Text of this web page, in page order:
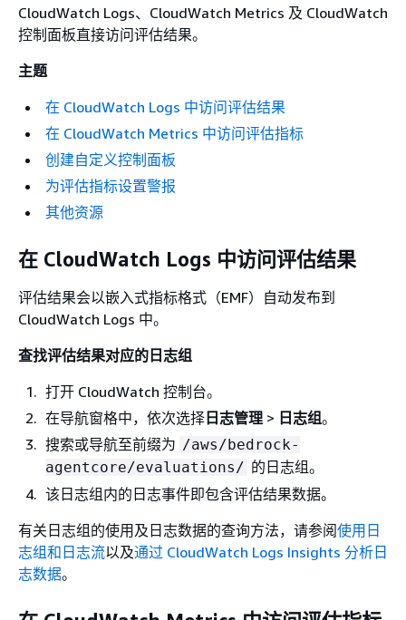
CloudWatch Logs、CloudWatch Metrics 及 CloudWatch
控制面板直接访问评估结果。
主题
在 CloudWatch Logs 中访问评估结果
在 CloudWatch Metrics 中访问评估指标
创建自定义控制面板
为评估指标设置警报
其他资源
在 CloudWatch Logs 中访问评估结果
评估结果会以嵌入式指标格式（EMF）自动发布到
CloudWatch Logs 中。
查找评估结果对应的日志组
打开 CloudWatch 控制台。
在导航窗格中，依次选择日志管理 > 日志组。
搜索或导航至前缀为 /aws/bedrock-
agentcore/evaluations/ 的日志组。
该日志组内的日志事件即包含评估结果数据。
有关日志组的使用及日志数据的查询方法，请参阅使用日
志组和日志流以及通过 CloudWatch Logs Insights 分析日
志数据。